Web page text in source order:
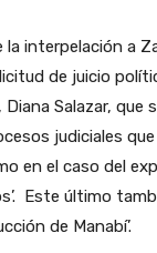
interpelación a
de juicio
Salazar,
judiciales
en el caso del
Este último
de Manabí’.